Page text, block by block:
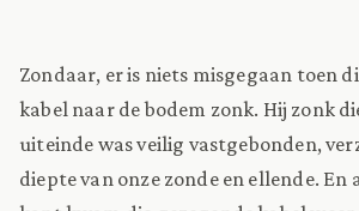
Zondaar, er is niets misgegaan toen
kabel naar de bodem zonk. Hij zonk
uiteinde was veilig vastgebonden,
diepte van onze zonde en ellende. En